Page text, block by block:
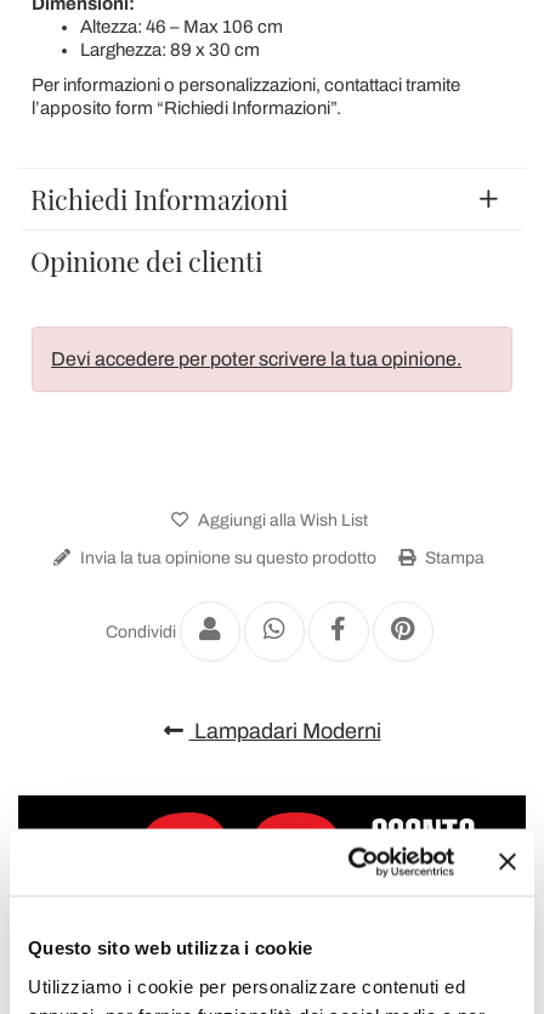
Questo sito web utilizza i cookie
Utilizziamo i cookie per personalizzare contenuti ed
Altezza: 46 – Max 106 cm
Larghezza: 89 x 30 cm
Per informazioni o personalizzazioni, contattaci tramite
l’apposito form “Richiedi Informazioni”.
Richiedi Informazioni
Opinione dei clienti
Devi accedere per poter scrivere la tua opinione.
Aggiungi alla Wish List
Invia la tua opinione su questo prodotto Stampa
Condividi
Lampadari Moderni